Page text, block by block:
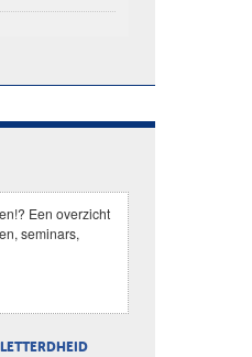
Een overzicht
seminars,